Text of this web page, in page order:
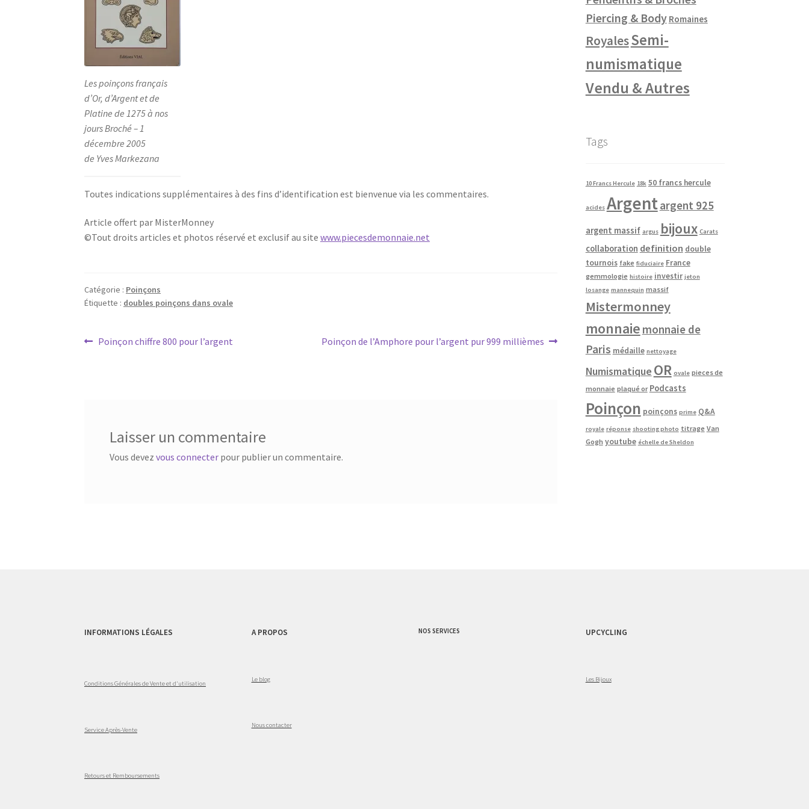
Les poinçons français
d’Or, d’Argent et de
Platine de 1275 à nos
jours Broché – 1
décembre 2005
de Yves Markezana
Toutes indications supplémentaires à des fins d’identification est bienvenue via les commentaires.
Article offert par MisterMonney
©Tout droits articles et photos réservé et exclusif au sitewww.piecesdemonnaie.net
Catégorie : Poinçons
Étiquette : doubles poinçons dans ovale
Poinçon chiffre 800 pour l’argent Poinçon de l’Amphore pour l’argent pur 999 millièmes
Laisser un commentaire
Vous devez vous connecterpour publier un commentaire.
Piercing & Body Romaines
RoyalesSemi-
numismatique
Vendu & Autres
Tags
10 Francs Hercule 18k 50 francs hercule
acides Argentargent 925
argent massif argus bijoux Carats
collaboration definition double
tournois fake fiduciaire France
gemmologie histoire investir jeton
losange mannequin massif
Mistermonney
monnaie monnaie de
Paris médaille nettoyage
Numismatique OR ovale pieces de
monnaie plaqué or Podcasts
Poinçon poinçons prime Q&A
royale réponse shooting photo titrage Van
Gogh youtube échelle de Sheldon
INFORMATIONS LÉGALES
Conditions Générales de Vente et d'utilisation
Service Après-Vente
Retours et Remboursements
A PROPOS
Le blog
Nous contacter
NOS SERVICES UPCYCLING
Les Bijoux